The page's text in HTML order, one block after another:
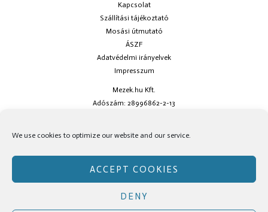
We use cookies to optimize our website and our service.
ACCEPT COOKIES
DENY
Kapcsolat
Szállítási tájékoztató
Mosási útmutató
ÁSZF
Adatvédelmi irányelvek
Impresszum
Mezek.hu Kft.
Adószám: 28996862-2-13
social oldalainkon!
Copyright © Mezek.hu 2026 Mezek.hu